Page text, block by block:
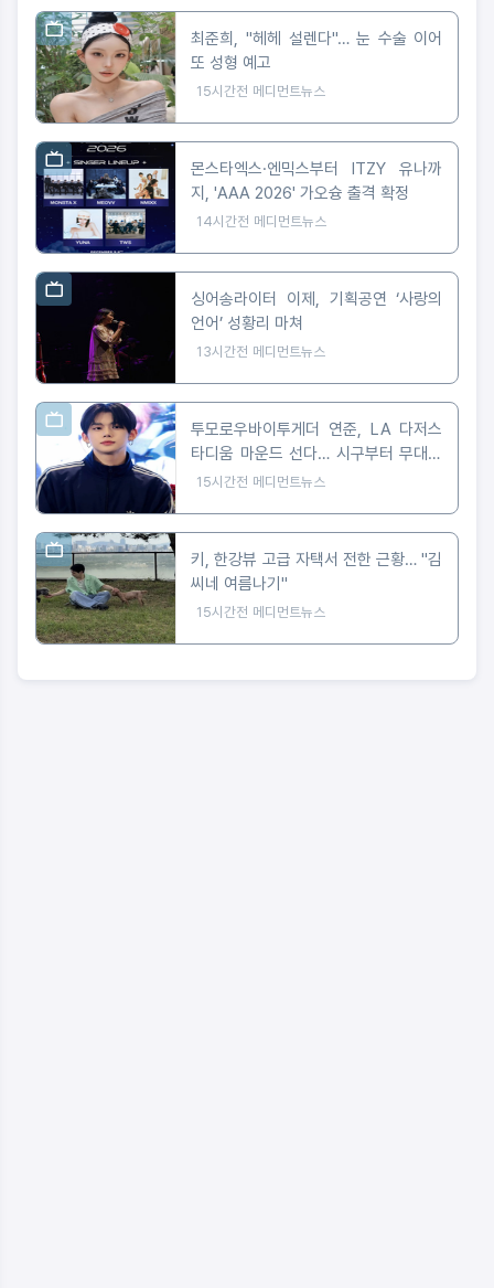
최준희, "헤헤 설렌다"… 눈 수술 이어
또 성형 예고
15시간전 메디먼트뉴스
몬스타엑스·엔믹스부터 ITZY 유나까
지, 'AAA 2026' 가오슝 출격 확정
14시간전 메디먼트뉴스
싱어송라이터 이제, 기획공연 ‘사랑의
언어’ 성황리 마쳐
13시간전 메디먼트뉴스
투모로우바이투게더 연준, LA 다저스
타디움 마운드 선다… 시구부터 무대까
지
15시간전 메디먼트뉴스
키, 한강뷰 고급 자택서 전한 근황… "김
씨네 여름나기"
15시간전 메디먼트뉴스